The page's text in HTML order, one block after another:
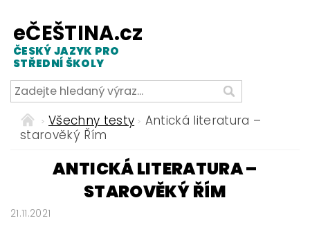
eČEŠTINA.cz
ČESKÝ JAZYK PRO
STŘEDNÍ ŠKOLY
Všechny testy
Antická literatura –
starověký Řím
ANTICKÁ LITERATURA –
STAROVĚKÝ ŘÍM
21.11.2021